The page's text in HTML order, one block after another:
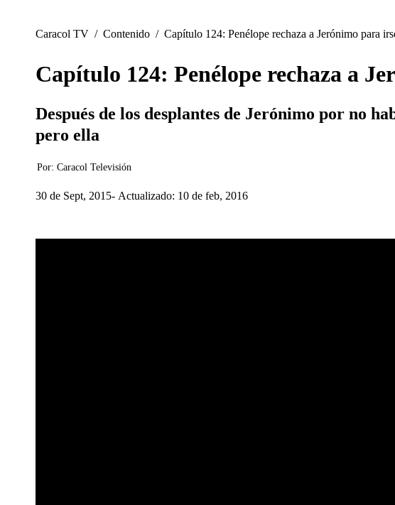
Caracol TV / Contenido / Capítulo 124: Penélope rechaza a Jerónimo para
Capítulo 124: Penélope rechaza a
Después de los desplantes de Jerónimo por no
pero ella
Por: Caracol Televisión
30 de Sept, 2015 Actualizado: 10 de feb, 2016